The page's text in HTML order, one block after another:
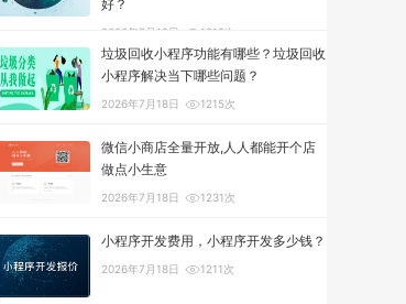
好？
2026年7月18日 1319次
垃圾回收小程序功能有哪些？垃圾回收
小程序解决当下哪些问题？
2026年7月18日 1215次
微信小商店全量开放,人人都能开个店
做点小生意
2026年7月18日 1231次
小程序开发费用，小程序开发多少钱？
2026年7月18日 1211次